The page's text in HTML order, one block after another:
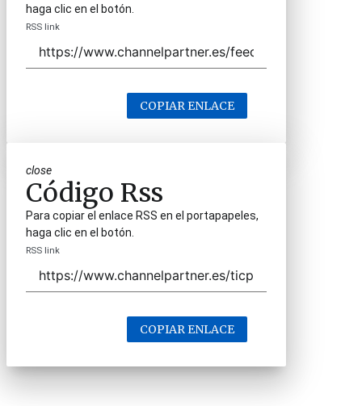
haga clic en el botón.
RSS link
COPIAR ENLACE
close
Código Rss
Para copiar el enlace RSS en el portapapeles,
haga clic en el botón.
RSS link
COPIAR ENLACE